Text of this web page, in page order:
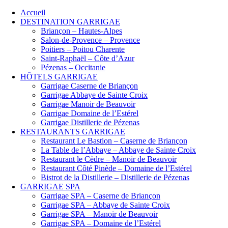
Accueil
DESTINATION GARRIGAE
Briançon – Hautes-Alpes
Salon-de-Provence – Provence
Poitiers – Poitou Charente
Saint-Raphaël – Côte d’Azur
Pézenas – Occitanie
HÔTELS GARRIGAE
Garrigae Caserne de Briançon
Garrigae Abbaye de Sainte Croix
Garrigae Manoir de Beauvoir
Garrigae Domaine de l’Estérel
Garrigae Distillerie de Pézenas
RESTAURANTS GARRIGAE
Restaurant Le Bastion – Caserne de Briançon
La Table de l’Abbaye – Abbaye de Sainte Croix
Restaurant le Cèdre – Manoir de Beauvoir
Restaurant Côté Pinède – Domaine de l’Estérel
Bistrot de la Distillerie – Distillerie de Pézenas
GARRIGAE SPA
Garrigae SPA – Caserne de Briançon
Garrigae SPA – Abbaye de Sainte Croix
Garrigae SPA – Manoir de Beauvoir
Garrigae SPA – Domaine de l’Estérel